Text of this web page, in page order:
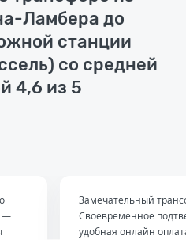
Ламбера до
станции
со средней
4,6 из 5
—
Замечательный
Своевременное
удобная онлайн